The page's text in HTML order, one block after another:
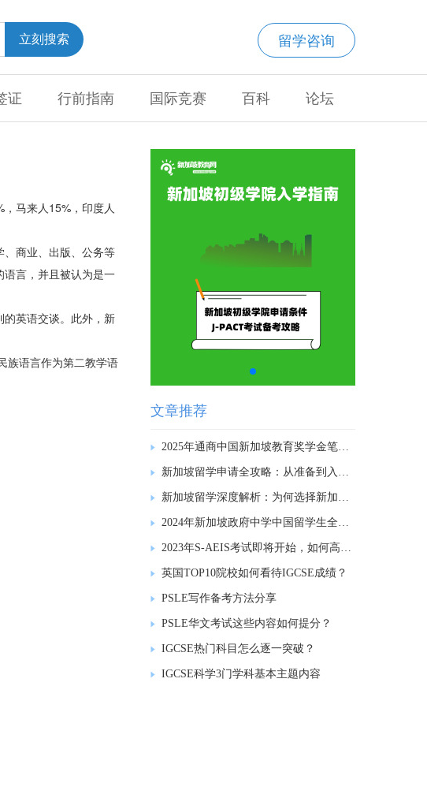
留学咨询
立刻搜索
证 行前指南 国际竞赛 百科 论坛
马来人15%，印度人
商业、出版、公务等
言，并且被认为是一
英语交谈。此外，新
族语言作为第二教学语
文章推荐
2025年通商中国新加坡教育奖学金笔试内容回顾
新加坡留学申请全攻略：从准备到入学的每一步
新加坡留学深度解析：为何选择新加坡作为留学目的地?
2024年新加坡政府中学中国留学生全额奖学金计划项目说明会
2023年S-AEIS考试即将开始，如何高效备考？
英国TOP10院校如何看待IGCSE成绩？
PSLE写作备考方法分享
PSLE华文考试这些内容如何提分？
IGCSE热门科目怎么逐一突破？
IGCSE科学3门学科基本主题内容